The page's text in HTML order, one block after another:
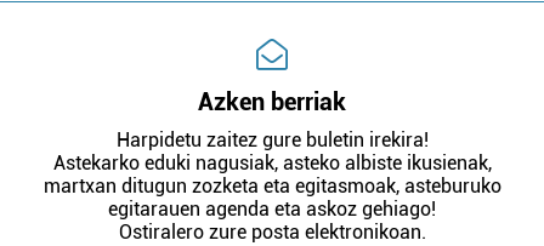
Azken berriak
Harpidetu zaitez gure buletin irekira!
Astekarko eduki nagusiak, asteko albiste ikusienak,
martxan ditugun zozketa eta egitasmoak, asteburuko
egitarauen agenda eta askoz gehiago!
Ostiralero zure posta elektronikoan.